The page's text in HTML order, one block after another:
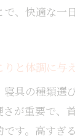
、快適な一
と体調に与
寝具の種類選
が重要で、
す。高すぎ